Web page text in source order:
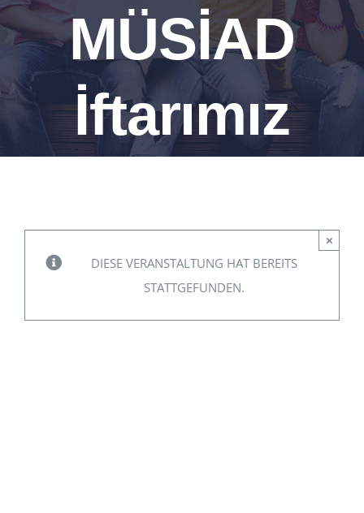
MÜSİAD
İftarımız
DIESE VERANSTALTUNG HAT BEREITS
STATTGEFUNDEN.
×